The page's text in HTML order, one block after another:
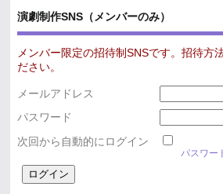
演劇制作SNS（メンバーのみ）
メンバー限定の招待制SNSです。招待方
ださい。
メールアドレス
パスワード
次回から自動的にログイン
パスワー